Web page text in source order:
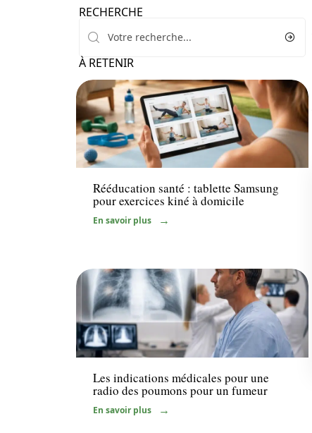
RECHERCHE
À RETENIR
Santé
Rééducation santé : tablette Samsung
pour exercices kiné à domicile
En savoir plus
Santé
Les indications médicales pour une
radio des poumons pour un fumeur
En savoir plus